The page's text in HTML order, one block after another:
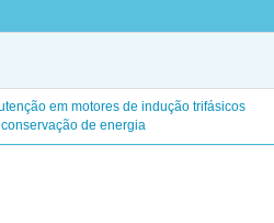
em motores de indução trifásicos
de energia